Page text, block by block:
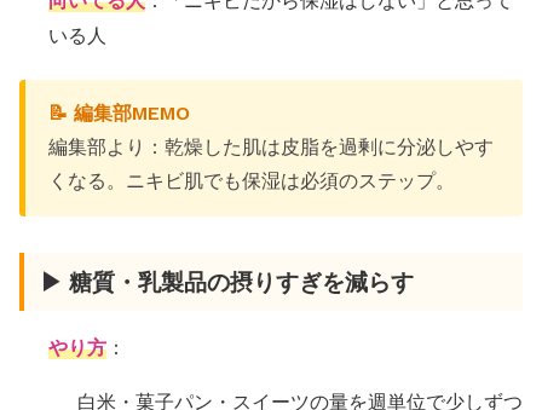
いる人
📝 編集部MEMO
編集部より：乾燥した肌は皮脂を過剰に分泌しやす
くなる。ニキビ肌でも保湿は必須のステップ。
▶ 糖質・乳製品の摂りすぎを減らす
やり方 ：
白米・菓子パン・スイーツの量を週単位で少しずつ